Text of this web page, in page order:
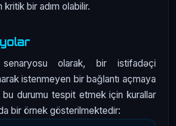
kritik bir adım olabilir.
olarak, bir istifadəçi
istenmeyen bir bağlantı açmaya
bu durumu tespit etmek için kurallar
bir örnek gösterilmektedir: